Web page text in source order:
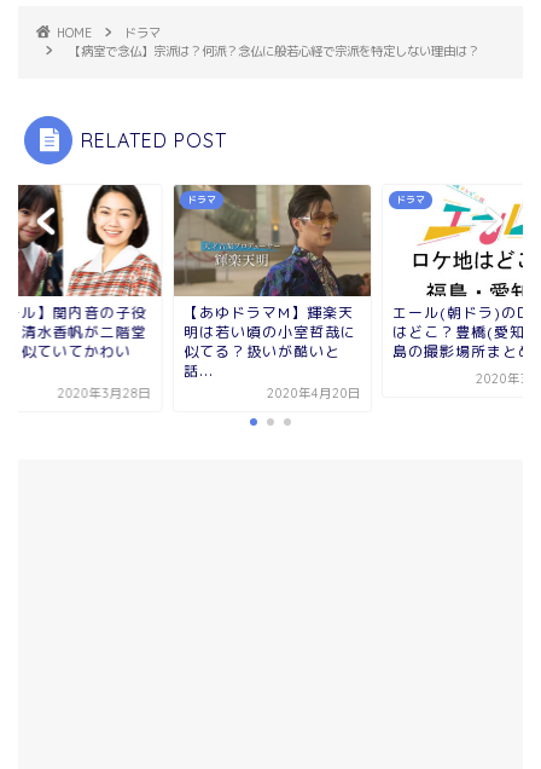
HOME
ドラマ
【病室で念仏】宗派は？何派？念仏に般若心経で宗派を特定しない理由は？
RELATED POST
ール】関内音の子役
？清水香帆が二階堂
に似ていてかわい
2020年3月28日
ドラマ
【あゆドラマM】輝楽天
明は若い頃の小室哲哉に
似てる？扱いが酷いと
話...
2020年4月20日
ドラマ
エール(朝ドラ)のロ
はどこ？豊橋(愛知)
島の撮影場所まとめ
2020年3